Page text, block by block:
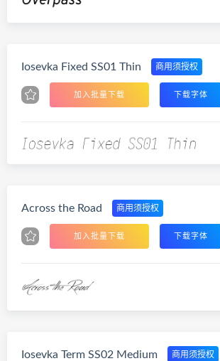
Iosevka Fixed SS01 Thin 商用须授权
加入批量下载 下载字体
Across the Road 商用须授权
加入批量下载 下载字体
Iosevka Term SS02 Medium 商用须授权